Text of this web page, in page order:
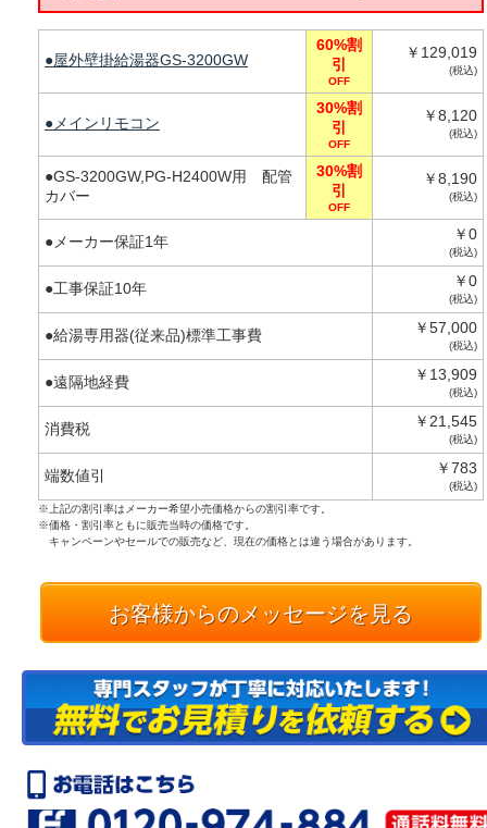
●屋外壁掛給湯器GS-3200GW
60%割
引
OFF
￥129,019
(税込)
●メインリモコン
30%割
引
OFF
￥8,120
(税込)
●GS-3200GW,PG-H2400W用 配管
カバー
30%割
引
OFF
￥8,190
(税込)
●メーカー保証1年 ￥0
(税込)
●工事保証10年 ￥0
(税込)
●給湯専用器(従来品)標準工事費 ￥57,000
(税込)
●遠隔地経費 ￥13,909
(税込)
消費税 ￥21,545
(税込)
端数値引 ￥783
(税込)
※上記の割引率はメーカー希望小売価格からの割引率です。
※価格・割引率ともに販売当時の価格です。
キャンペーンやセールでの販売など、現在の価格とは違う場合があります。
お客様からのメッセージを見る